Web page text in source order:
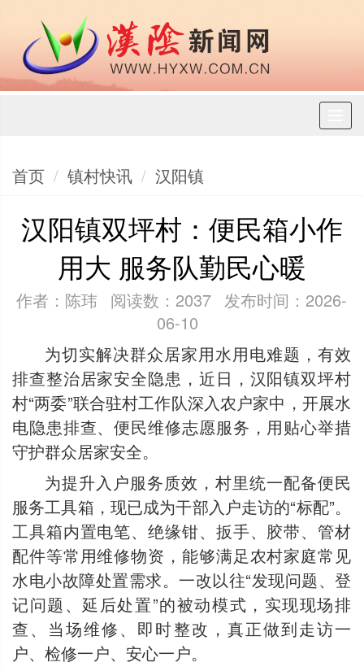
首页 镇村快讯 汉阳镇
汉阳镇双坪村：便民箱小作
用大 服务队勤民心暖
作者：陈玮 阅读数：2037 发布时间：2026-
06-10
为切实解决群众居家用水用电难题，有效
排查整治居家安全隐患，近日，汉阳镇双坪村
村“两委”联合驻村工作队深入农户家中，开展水
电隐患排查、便民维修志愿服务，用贴心举措
守护群众居家安全。
为提升入户服务质效，村里统一配备便民
服务工具箱，现已成为干部入户走访的“标配”。
工具箱内置电笔、绝缘钳、扳手、胶带、管材
配件等常用维修物资，能够满足农村家庭常见
水电小故障处置需求。一改以往“发现问题、登
记问题、延后处置”的被动模式，实现现场排
查、当场维修、即时整改，真正做到走访一
户、检修一户、安心一户。